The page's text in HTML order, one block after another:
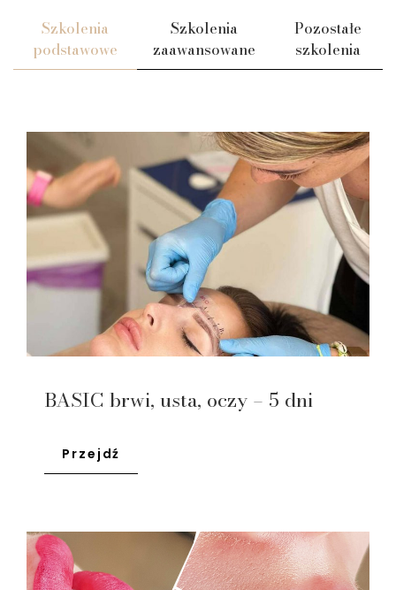
Szkolenia
podstawowe
Szkolenia
zaawansowane
Pozostałe
szkolenia
BASIC brwi, usta, oczy – 5 dni
Przejdź